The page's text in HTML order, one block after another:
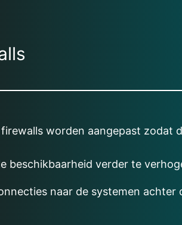
worden aangepast zodat
beschikbaarheid verder te
naar de systemen achter